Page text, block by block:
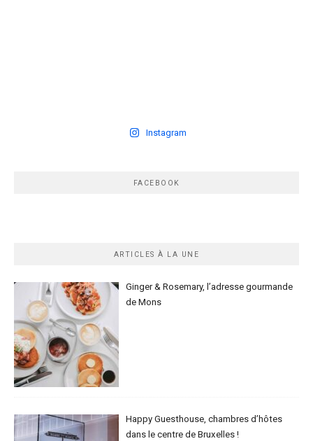
Instagram
FACEBOOK
ARTICLES À LA UNE
Ginger & Rosemary, l’adresse gourmande
de Mons
Happy Guesthouse, chambres d’hôtes
dans le centre de Bruxelles !